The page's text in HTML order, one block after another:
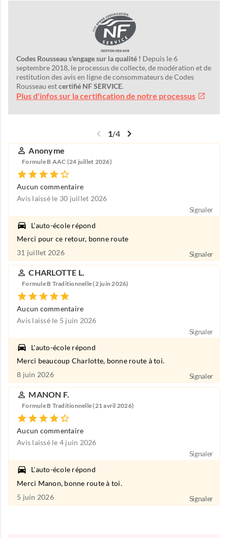
Codes Rousseau s'engage sur la qualité ! Depuis le 6
septembre 2018, le processus de collecte, de modération et de
restitution des avis en ligne de consommateurs de Codes
Rousseau estcertifié NF SERVICE.
Plus d'infos sur la certification de notre processus
1/4
Anonyme
Formule B AAC (24 juillet 2026)
Aucun commentaire
Avis laissé le 30 juillet 2026
Signaler
L'auto-école répond
Merci pour ce retour, bonne route
31 juillet 2026
Signaler
CHARLOTTE L.
Formule B Traditionnelle (2 juin 2026)
Aucun commentaire
Avis laissé le 5 juin 2026
Signaler
L'auto-école répond
Merci beaucoup Charlotte, bonne route à toi.
8 juin 2026
Signaler
MANON F.
Formule B Traditionnelle (21 avril 2026)
Aucun commentaire
Avis laissé le 4 juin 2026
Signaler
L'auto-école répond
Merci Manon, bonne route à toi.
5 juin 2026
Signaler